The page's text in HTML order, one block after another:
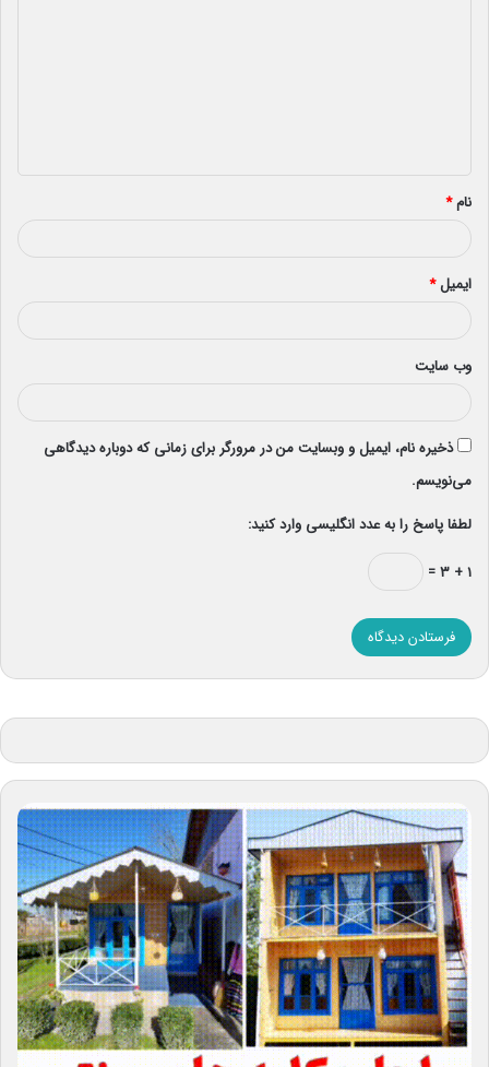
*
نام*
ایمیل*
وب‌ سایت
ذخیره نام، ایمیل و وبسایت من در مرورگر برای زمانی که دوباره دیدگاهی
می‌نویسم.
لطفا پاسخ را به عدد انگلیسی وارد کنید:
۱ + ۳ =